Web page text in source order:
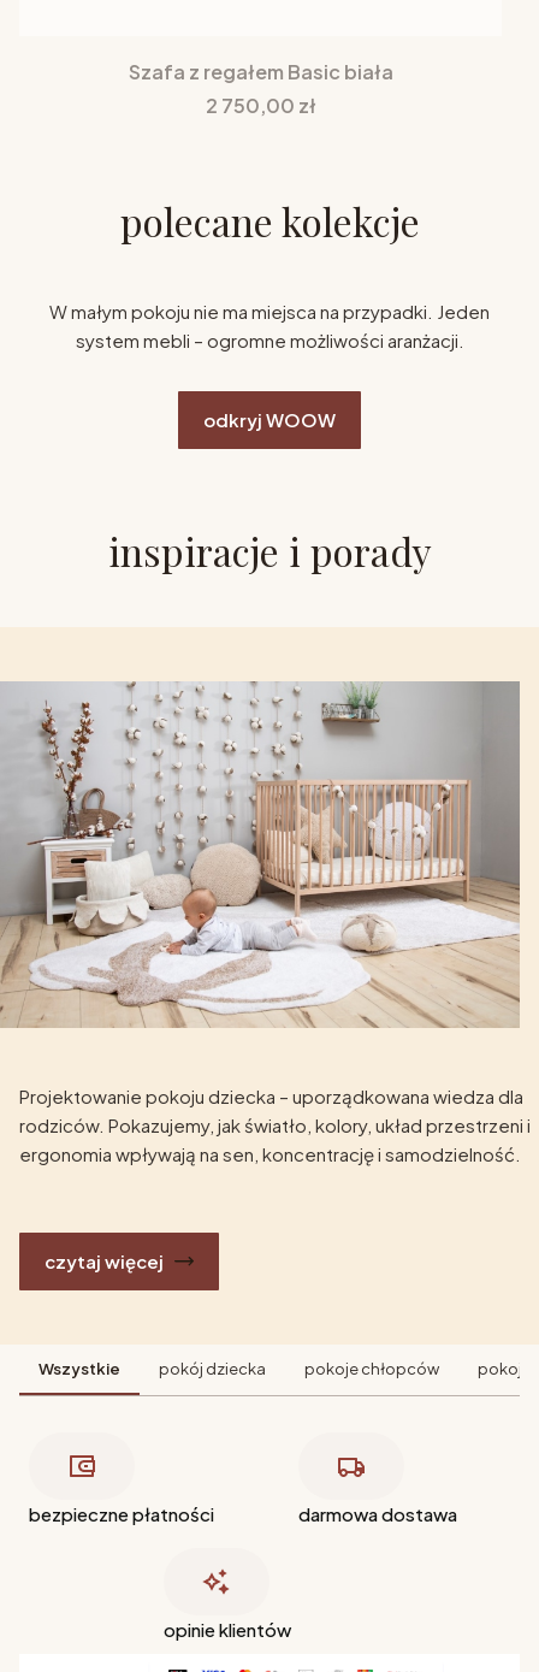
Szafa z regałem Basic biała
Cena
2 750,00 zł
polecane kolekcje
W małym pokoju nie ma miejsca na przypadki. Jeden
system mebli – ogromne możliwości aranżacji.
odkryj WOOW
inspiracje i porady
Projektowanie pokoju dziecka – uporządkowana wiedza dla
rodziców. Pokazujemy, jak światło, kolory, układ przestrzeni i
ergonomia wpływają na sen, koncentrację i samodzielność.
czytaj więcej
Wszystkie pokój dziecka pokoje chłopców pokoje
bezpieczne płatności darmowa dostawa
opinie klientów